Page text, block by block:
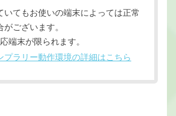
いてもお使いの端末によっては正常
ございます。
端末が限られます。
プラリー動作環境の詳細はこちら